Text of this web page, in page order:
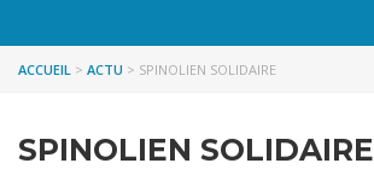
ACCUEIL > ACTU > SPINOLIEN SOLIDAIRE
SPINOLIEN SOLIDAIRE